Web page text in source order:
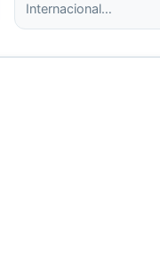
Internacional…